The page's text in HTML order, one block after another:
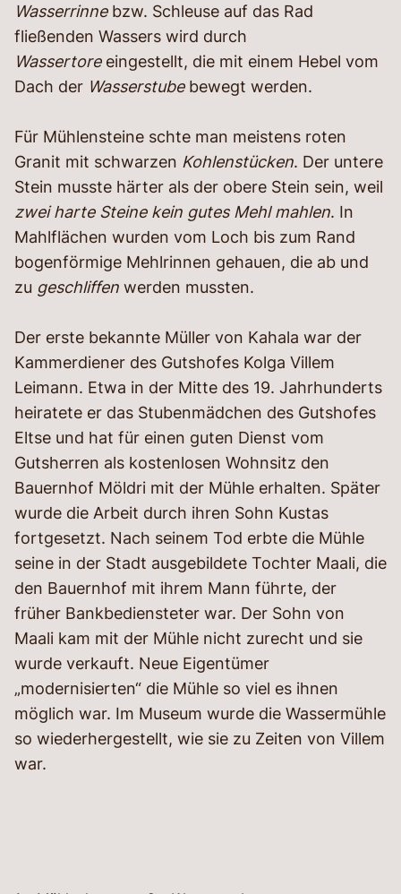
Wasserrinnebzw. Schleuse auf das Rad
fließenden Wassers wird durch
Wassertoreeingestellt, die mit einem Hebel vom
Dach der Wasserstubebewegt werden.
Für Mühlensteine schte man meistens roten
Granit mit schwarzen Kohlenstücken. Der untere
Stein musste härter als der obere Stein sein, weil
zwei harte Steine kein gutes Mehl mahlen. In
Mahlflächen wurden vom Loch bis zum Rand
bogenförmige Mehlrinnen gehauen, die ab und
zu geschliffen werden mussten.
Der erste bekannte Müller von Kahala war der
Kammerdiener des Gutshofes Kolga Villem
Leimann. Etwa in der Mitte des 19. Jahrhunderts
heiratete er das Stubenmädchen des Gutshofes
Eltse und hat für einen guten Dienst vom
Gutsherren als kostenlosen Wohnsitz den
Bauernhof Möldri mit der Mühle erhalten. Später
wurde die Arbeit durch ihren Sohn Kustas
fortgesetzt. Nach seinem Tod erbte die Mühle
seine in der Stadt ausgebildete Tochter Maali, die
den Bauernhof mit ihrem Mann führte, der
früher Bankbediensteter war. Der Sohn von
Maali kam mit der Mühle nicht zurecht und sie
wurde verkauft. Neue Eigentümer
„modernisierten“ die Mühle so viel es ihnen
möglich war. Im Museum wurde die Wassermühle
so wiederhergestellt, wie sie zu Zeiten von Villem
war.